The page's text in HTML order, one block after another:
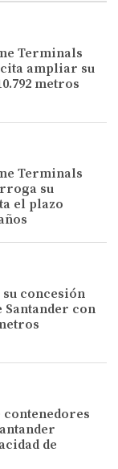
Terminals
ampliar su
metros
Terminals
su
el plazo
concesión
Santander con
de